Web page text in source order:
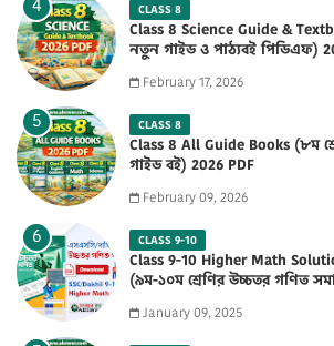
CLASS 8
Class 8 Science Guide &
নতুন গাইড ও পাঠ্যবই পিডিএফ)
February 17, 2026
CLASS 8
Class 8 All Guide Books (৮ম
গাইড বই) 2026 PDF
February 09, 2026
CLASS 9-10
Class 9-10 Higher Math
(৯ম-১০ম শ্রেণির উচ্চতর গণিত
January 09, 2025